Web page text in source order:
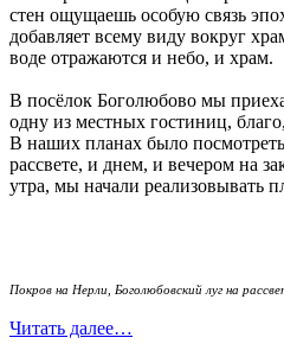
стен ощущаешь особую связь
добавляет всему виду вокруг
воде отражаются и небо, и храм.
В посёлок Боголюбово мы
одну из местных гостиниц,
В наших планах было
рассвете, и днем, и вечером на
утра, мы начали реализовывать
Покров на Нерли, Боголюбовский луг на
Читать далее…